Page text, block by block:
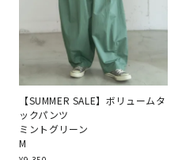
【SUMMER SALE】ボリュームタ
ックパンツ
ミントグリーン
M